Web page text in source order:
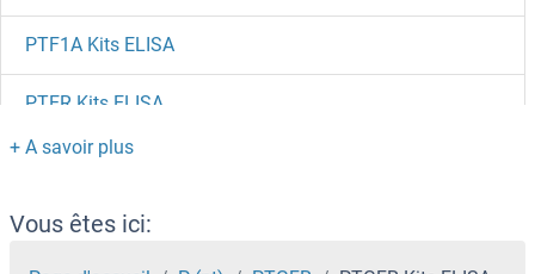
PTF1A Kits ELISA
PTER Kits ELISA
PTDSS1 Kits ELISA
PTBP1 Kits ELISA
Vous êtes ici: